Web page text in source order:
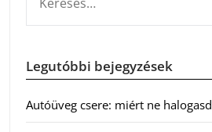
Legutóbbi bejegyzések
Autóüveg csere: miért ne